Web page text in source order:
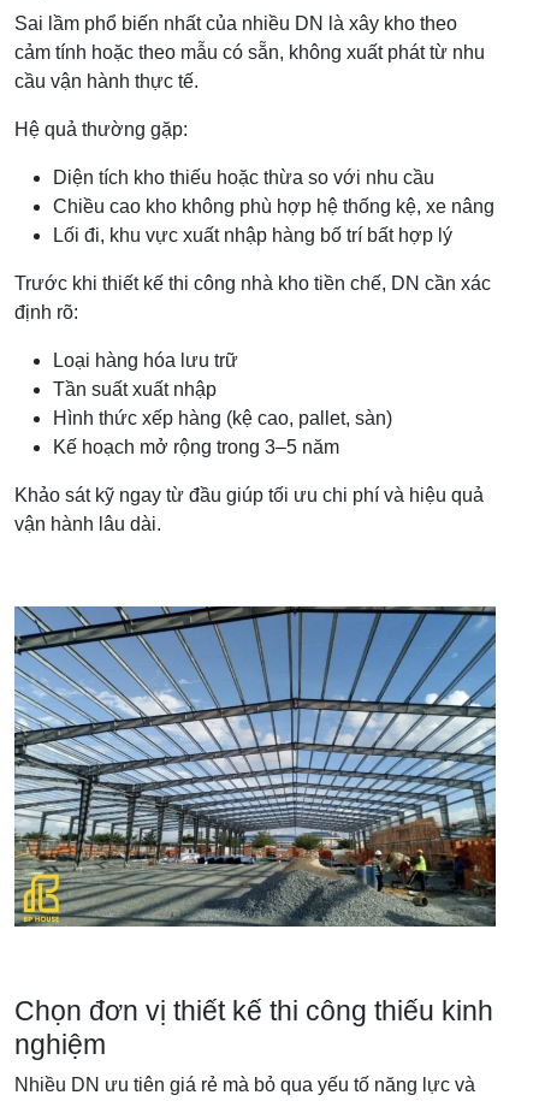
Sai lầm phổ biến nhất của nhiều DN là xây kho theo
cảm tính hoặc theo mẫu có sẵn, không xuất phát từ nhu
cầu vận hành thực tế.
Hệ quả thường gặp:
Diện tích kho thiếu hoặc thừa so với nhu cầu
Chiều cao kho không phù hợp hệ thống kệ, xe nâng
Lối đi, khu vực xuất nhập hàng bố trí bất hợp lý
Trước khi thiết kế thi công nhà kho tiền chế, DN cần xác
định rõ:
Loại hàng hóa lưu trữ
Tần suất xuất nhập
Hình thức xếp hàng (kệ cao, pallet, sàn)
Kế hoạch mở rộng trong 3–5 năm
Khảo sát kỹ ngay từ đầu giúp tối ưu chi phí và hiệu quả
vận hành lâu dài.
Chọn đơn vị thiết kế thi công thiếu kinh
nghiệm
Nhiều DN ưu tiên giá rẻ mà bỏ qua yếu tố năng lực và